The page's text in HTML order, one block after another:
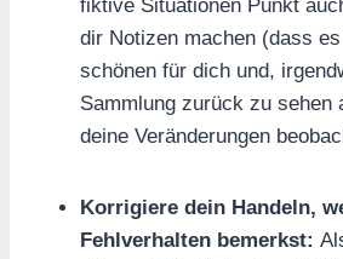
fiktive Situationen Punkt
dir Notizen machen (dass
schönen für dich und,
Sammlung zurück zu sehen
deine Veränderungen
Korrigiere dein Handeln,
Fehlverhalten bemerkst: